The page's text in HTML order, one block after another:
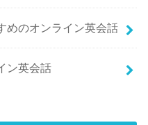
めのオンライン英会話
ン英会話